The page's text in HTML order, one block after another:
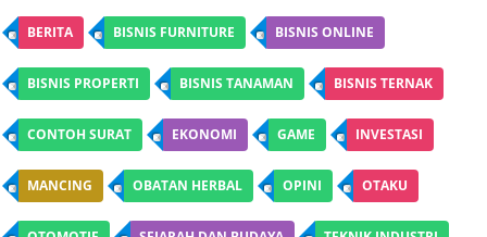
BERITA BISNIS FURNITURE BISNIS ONLINE
BISNIS PROPERTI BISNIS TANAMAN BISNIS TERNAK
CONTOH SURAT EKONOMI GAME INVESTASI
MANCING OBATAN HERBAL OPINI OTAKU